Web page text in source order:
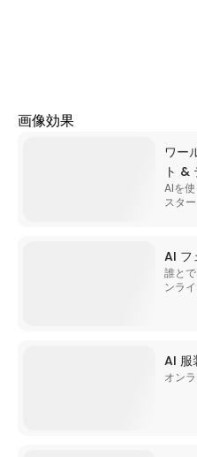
画像効果
ワー
ト &
AIを
スタ
AI フ
誰と
ンラ
AI 服
オン